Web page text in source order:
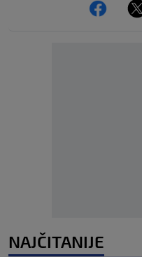
NAJČITANIJE